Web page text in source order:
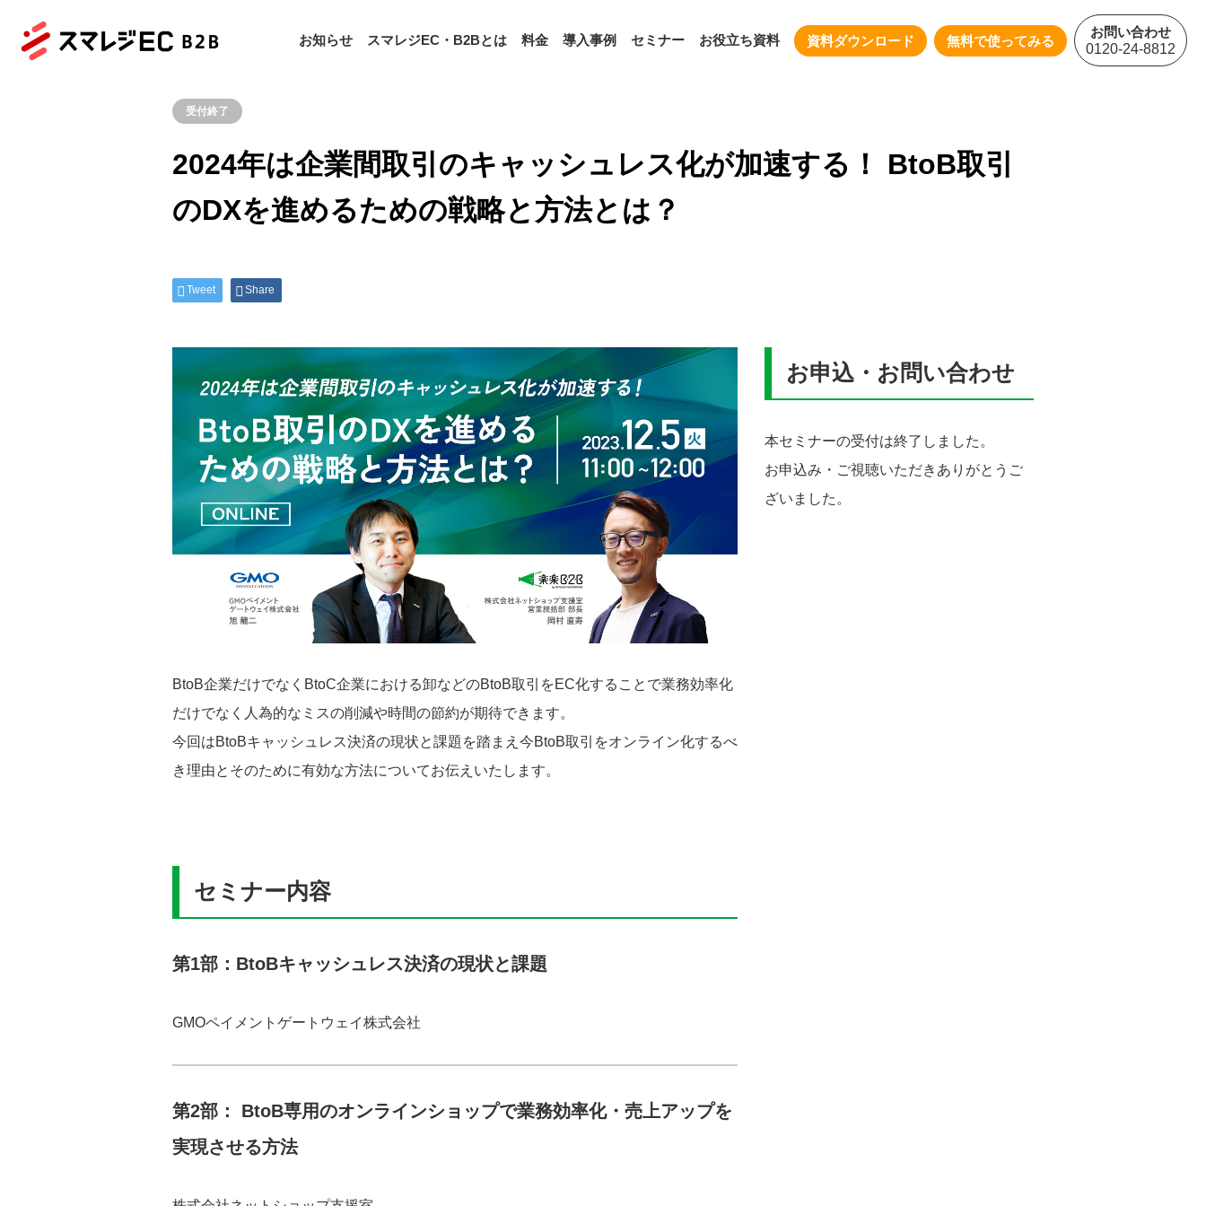
お知らせ スマレジEC・B2Bとは 料金 導入事例 セミナー お役立ち資料 資料ダウンロード 無料で使ってみる
お問い合わせ
0120-24-8812
受付終了
2024年は企業間取引のキャッシュレス化が加速する！ BtoB取引
のDXを進めるための戦略と方法とは？
Tweet Share
BtoB企業だけでなくBtoC企業における卸などのBtoB取引をEC化することで業務効率化
だけでなく人為的なミスの削減や時間の節約が期待できます。
今回はBtoBキャッシュレス決済の現状と課題を踏まえ今BtoB取引をオンライン化するべ
き理由とそのために有効な方法についてお伝えいたします。
セミナー内容
第1部：BtoBキャッシュレス決済の現状と課題
GMOペイメントゲートウェイ株式会社
第2部： BtoB専用のオンラインショップで業務効率化・売上アップを
実現させる方法
お申込・お問い合わせ
本セミナーの受付は終了しました。
お申込み・ご視聴いただきありがとうご
ざいました。